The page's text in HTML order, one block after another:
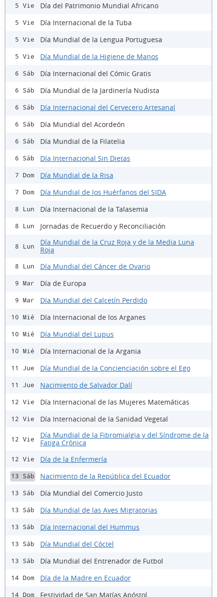
5 Vie Día del Patrimonio Mundial Africano
5 Vie Día Internacional de la Tuba
5 Vie Día Mundial de la Lengua Portuguesa
5 Vie Día Mundial de la Higiene de Manos
6 Sáb Día Internacional del Cómic Gratis
6 Sáb Día Mundial de la Jardinería Nudista
6 Sáb Día Internacional del Cervecero Artesanal
6 Sáb Día Mundial del Acordeón
6 Sáb Día Mundial de la Filatelia
6 Sáb Día Internacional Sin Dietas
7 Dom Día Mundial de la Risa
7 Dom Día Mundial de los Huérfanos del SIDA
8 Lun Día Internacional de la Talasemia
8 Lun Jornadas de Recuerdo y Reconciliación
8 Lun
Día Mundial de la Cruz Roja y de la Media Luna
Roja
8 Lun Día Mundial del Cáncer de Ovario
9 Mar Día de Europa
9 Mar Día Mundial del Calcetín Perdido
10 Mié Día Internacional de los Arganes
10 Mié Día Mundial del Lupus
10 Mié Día Internacional de la Argania
11 Jue Día Mundial de la Concienciación sobre el Ego
11 Jue Nacimiento de Salvador Dalí
12 Vie Día Internacional de las Mujeres Matemáticas
12 Vie Día Internacional de la Sanidad Vegetal
12 Vie
Día Mundial de la Fibromialgia y del Síndrome de la
Fatiga Crónica
12 Vie Día de la Enfermería
13 Sáb Nacimiento de la República del Ecuador
13 Sáb Día Mundial del Comercio Justo
13 Sáb Día Mundial de las Aves Migratorias
13 Sáb Día Internacional del Hummus
13 Sáb Día Mundial del Cóctel
13 Sáb Día Mundial del Entrenador de Futbol
14 Dom Día de la Madre en Ecuador
14 Dom Festividad de San Matías Apóstol